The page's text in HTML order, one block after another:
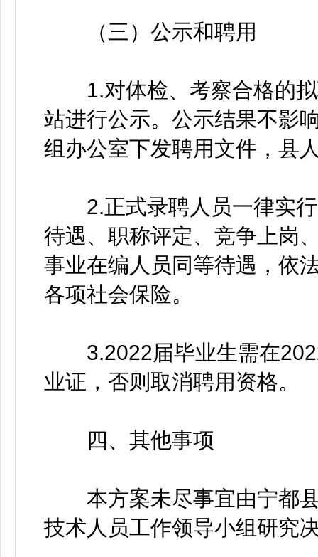
（三）公示和聘用
1.对体检、考察合格的拟
站进行公示。公示结果不影
组办公室下发聘用文件，县
2.正式录聘人员一律实行
待遇、职称评定、竞争上岗
事业在编人员同等待遇，依
各项社会保险。
3.2022届毕业生需在
业证，否则取消聘用资格。
四、其他事项
本方案未尽事宜由宁都县
技术人员工作领导小组研究